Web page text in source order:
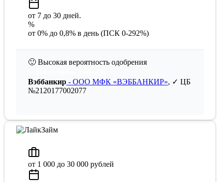
от 7 до 30 дней.
%
от 0% до 0,8% в день (ПСК 0-292%)
🙂 Высокая вероятность одобрения
Вэббанкир - ООО МФК «ВЭББАНКИР», ✓ ЦБ
№2120177002077
от 1 000 до 30 000 рублей